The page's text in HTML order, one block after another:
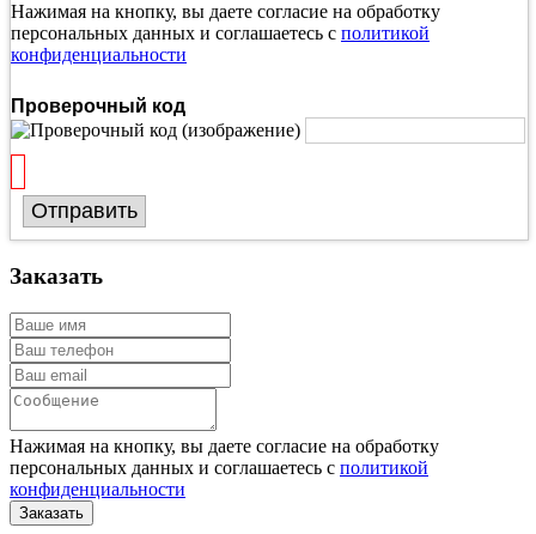
Нажимая на кнопку, вы даете согласие на обработку
персональных данных и соглашаетесь с политикой
конфиденциальности
Проверочный код
Отправить
Заказать
Нажимая на кнопку, вы даете согласие на обработку
персональных данных и соглашаетесь с политикой
конфиденциальности